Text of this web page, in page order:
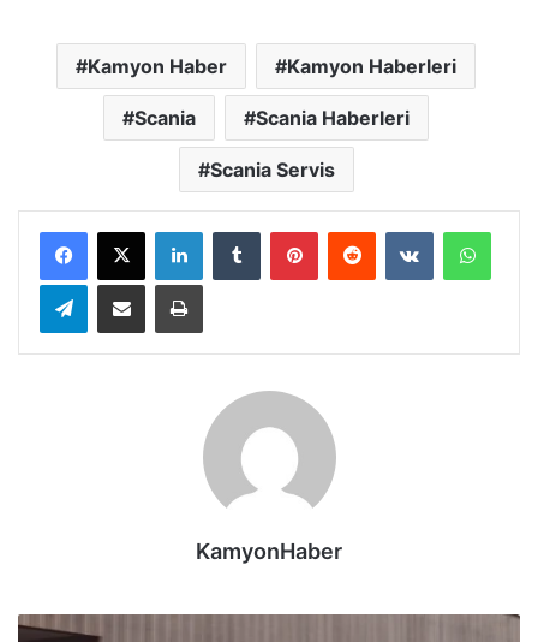
Kamyon Haber Kamyon Haberleri
Scania Scania Haberleri
Scania Servis
LinkedInTumblr PinterestReddit VKontakte
TelegramE-Posta ile paylaş Yazdır
KamyonHaber
Yeni